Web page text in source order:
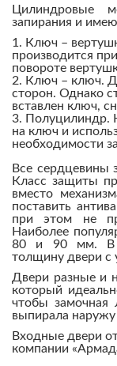
Цилиндровые
запирания и
Ключ –
производится
повороте
Ключ – ключ.
сторон. Однако
вставлен ключ,
Полуцилиндр.
на ключ и
необходимости
Все сердцевины
Класс защиты
вместо
поставить
при этом не
Наиболее
80 и 90 мм. В
толщину двери с
Двери разные и
который
чтобы замочная
выпирала
Входные двери
компании